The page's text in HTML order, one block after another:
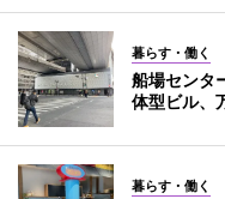
暮らす・働く
船場センタ
体型ビル、
暮らす・働く